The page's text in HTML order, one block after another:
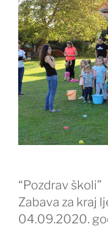
“Pozdrav školi”
Zabava za kraj
04.09.2020.